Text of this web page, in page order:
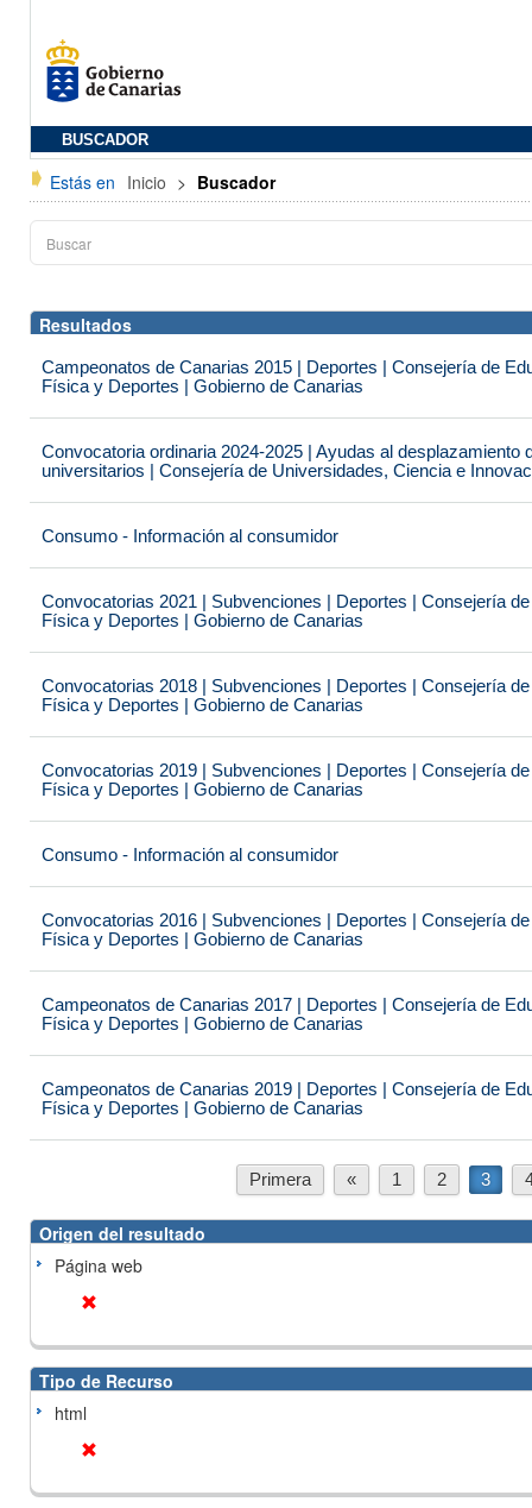
BUSCADOR
Estás en Inicio > Buscador
Resultados
Campeonatos de Canarias 2015 | Deportes | Consejería de
Física y Deportes | Gobierno de Canarias
Convocatoria ordinaria 2024-2025 | Ayudas al desplazamiento
universitarios | Consejería de Universidades, Ciencia e
Consumo - Información al consumidor
Convocatorias 2021 | Subvenciones | Deportes | Consejería
Física y Deportes | Gobierno de Canarias
Convocatorias 2018 | Subvenciones | Deportes | Consejería
Física y Deportes | Gobierno de Canarias
Convocatorias 2019 | Subvenciones | Deportes | Consejería
Física y Deportes | Gobierno de Canarias
Consumo - Información al consumidor
Convocatorias 2016 | Subvenciones | Deportes | Consejería
Física y Deportes | Gobierno de Canarias
Campeonatos de Canarias 2017 | Deportes | Consejería de
Física y Deportes | Gobierno de Canarias
Campeonatos de Canarias 2019 | Deportes | Consejería de
Física y Deportes | Gobierno de Canarias
Primera « 1 2 3
Origen del resultado
Página web
Tipo de Recurso
html